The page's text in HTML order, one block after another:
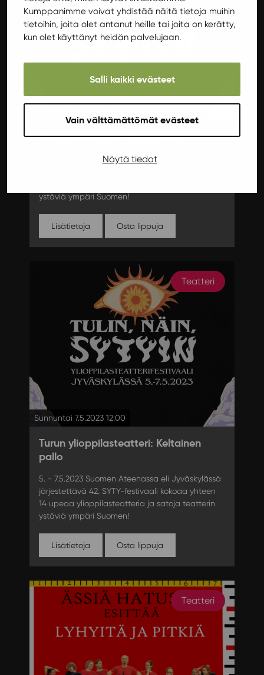
Kumppanimme voivat yhdistää näitä tietoja muihin
tietoihin, joita olet antanut heille tai joita on kerätty,
kun olet käyttänyt heidän palvelujaan.
Salli kaikki evästeet
Vain välttämättömät evästeet
Näytä tiedot
Ylioppilasteatteri: Dark Violet
5. - 7.5.2023 Suomen Ateenassa eli Jyväskylässä
ystäviä ympäri Suomen!
Lisätietoja Osta lippuja
Teatteri
Sunnuntai 7.5.2023 12:00
Turun ylioppilasteatteri: Keltainen
pallo
5. - 7.5.2023 Suomen Ateenassa eli Jyväskylässä
järjestettävä 42. SYTY-festivaali kokoaa yhteen
14 upeaa ylioppilasteatteria ja satoja teatterin
ystäviä ympäri Suomen!
Lisätietoja Osta lippuja
Teatteri